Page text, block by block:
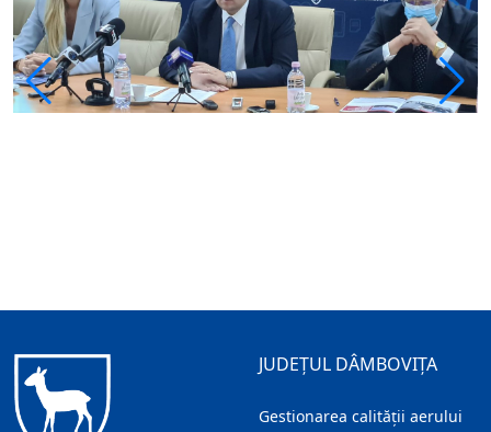
JUDEȚUL DÂMBOVIȚA
Gestionarea calității aerului